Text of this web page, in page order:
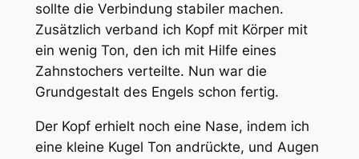
sollte die Verbindung stabiler machen.
Zusätzlich verband ich Kopf mit Körper mit
ein wenig Ton, den ich mit Hilfe eines
Zahnstochers verteilte. Nun war die
Grundgestalt des Engels schon fertig.
Der Kopf erhielt noch eine Nase, indem ich
eine kleine Kugel Ton andrückte, und Augen